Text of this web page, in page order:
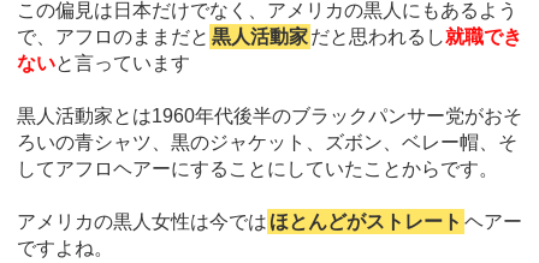
この偏見は日本だけでなく、アメリカの黒人にもあるよう
で、アフロのままだと 黒人活動家だと思われるし就職でき
ないと言っています
黒人活動家とは1960年代後半のブラックパンサー党がおそ
ろいの青シャツ、黒のジャケット、ズボン、ベレー帽、そ
してアフロヘアーにすることにしていたことからです。
アメリカの黒人女性は今では ほとんどがストレート ヘアー
ですよね。